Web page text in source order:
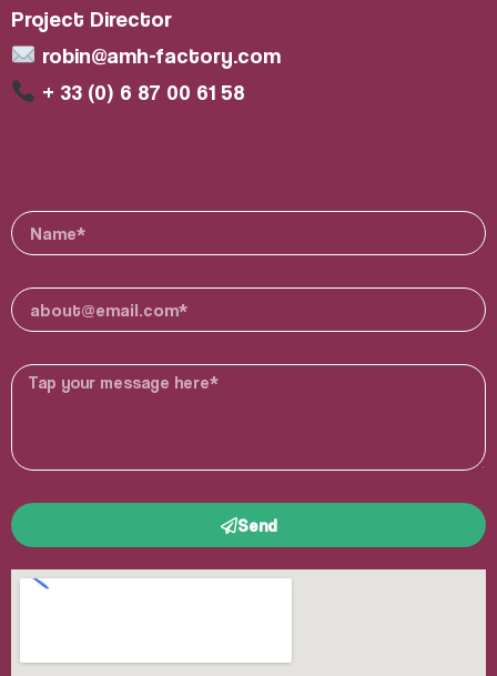
Project Director
robin@amh-factory.com
+ 33 (0) 6 87 00 61 58
Nom
E-
mail
Message
Send